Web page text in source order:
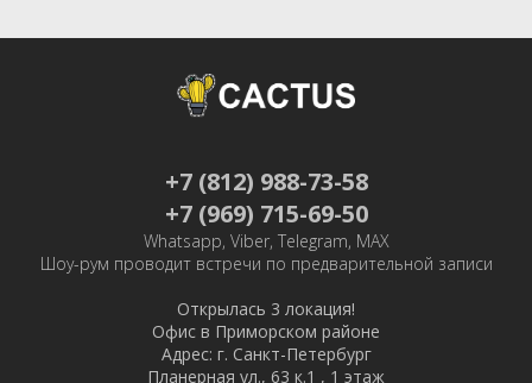
+7 (812) 988-73-58
+7 (969) 715-69-50
Whatsapp, Viber, Telegram, MAX
Шоу-рум проводит встречи по предварительной записи
Открылась 3 локация!
Офис в Приморском районе
Адрес: г. Санкт-Петербург
Планерная ул., 63 к.1 , 1 этаж